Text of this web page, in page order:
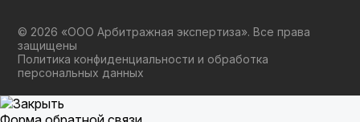
© 2026 «ООО Арбитражная экспертиза». Все права
защищены
Политика конфиденциальности и обработка
персональных данных